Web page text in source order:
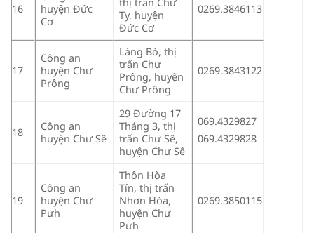
16
huyện Đức
Cơ
Ty, huyện
Đức Cơ
0269.3846113
17
Công an
huyện Chư
Prông
Làng Bò, thị
trấn Chư
Prông, huyện
Chư Prông
0269.3843122
18
Công an
huyện Chư Sê
29 Đường 17
Tháng 3, thị
trấn Chư Sê,
huyện Chư Sê
069.4329827
069.4329828
19
Công an
huyện Chư
Pưh
Thôn Hòa
Tín, thị trấn
Nhơn Hòa,
huyện Chư
Pưh
0269.3850115